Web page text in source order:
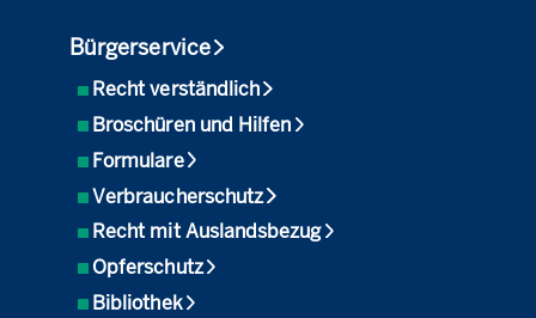
Bürgerservice
Recht verständlich
Broschüren und Hilfen
Formulare
Verbraucherschutz
Recht mit Auslandsbezug
Opferschutz
Bibliothek